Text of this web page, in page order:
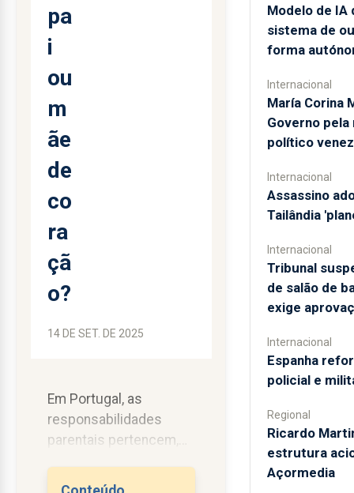
pa
i
ou
m
ãe
de
co
ra
çã
o?
14 DE SET. DE 2025
Em Portugal, as
responsabilidades
parentais pertencem,
biológicos. São eles
Modelo de IA
sistema de
forma
Internacional
María Corina
Governo
político
Internacional
Assassino
Tailândia
Internacional
Tribunal
de salão de
exige
Internacional
Espanha
policial e
Regional
Ricardo
estrutura
Açormedia